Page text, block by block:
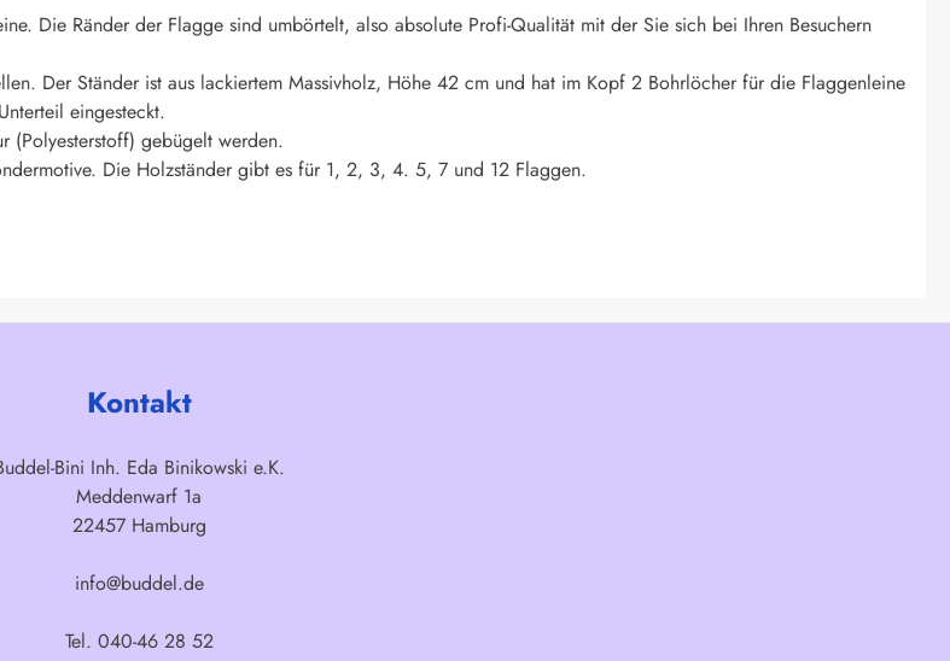
Die Ränder der Flagge sind umbörtelt, also absolute Profi-Qualität mit der Sie sich bei Ihren Besuchern
Der Ständer ist aus lackiertem Massivholz, Höhe 42 cm und hat im Kopf 2 Bohrlöcher für die Flaggenleine
eingesteckt.
(Polyesterstoff) gebügelt werden.
Die Holzständer gibt es für 1, 2, 3, 4. 5, 7 und 12 Flaggen.
Kontakt
Bini Inh. Eda Binikowski e.K.
Meddenwarf 1a
22457 Hamburg
info@buddel.de
Tel. 040-46 28 52